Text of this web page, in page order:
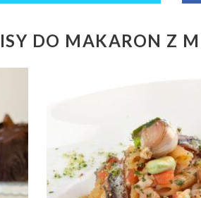
DO MAKARON Z